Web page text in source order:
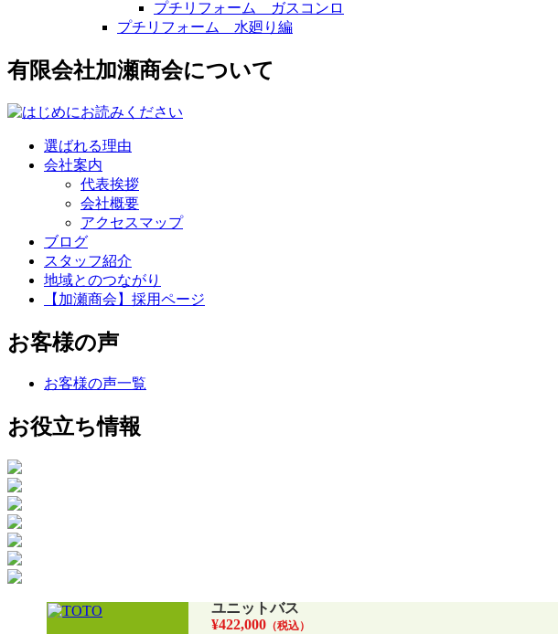
プチリフォーム ガスコンロ
プチリフォーム 水廻り編
有限会社加瀬商会について
選ばれる理由
会社案内
代表挨拶
会社概要
アクセスマップ
ブログ
スタッフ紹介
地域とのつながり
【加瀬商会】採用ページ
お客様の声
お客様の声一覧
お役立ち情報
ユニットバス
¥422,000 （税込）